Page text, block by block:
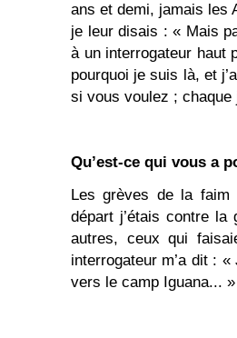
ans et demi, jamais les
je leur disais : « Mais
à un interrogateur haut
pourquoi je suis là, et
si vous voulez ; chaque
Qu’est-ce qui vous a
Les grèves de la faim
départ j’étais contre
autres, ceux qui
interrogateur m’a dit :
vers le camp Iguana... »